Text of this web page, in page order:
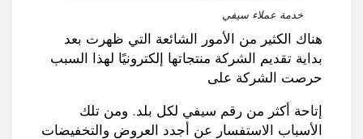
خدمة عملاء سيفي
هناك الكثير من الأمور الشائعة التي ظهرت بعد
بداية تقديم الشركة منتجاتها إلكترونيًا لهذا السبب
حرصت الشركة على
إتاحة أكثر من رقم سيفي لكل بلد. ومن تلك
الأسباب الاستفسار عن أجدد العروض والتخفيضات